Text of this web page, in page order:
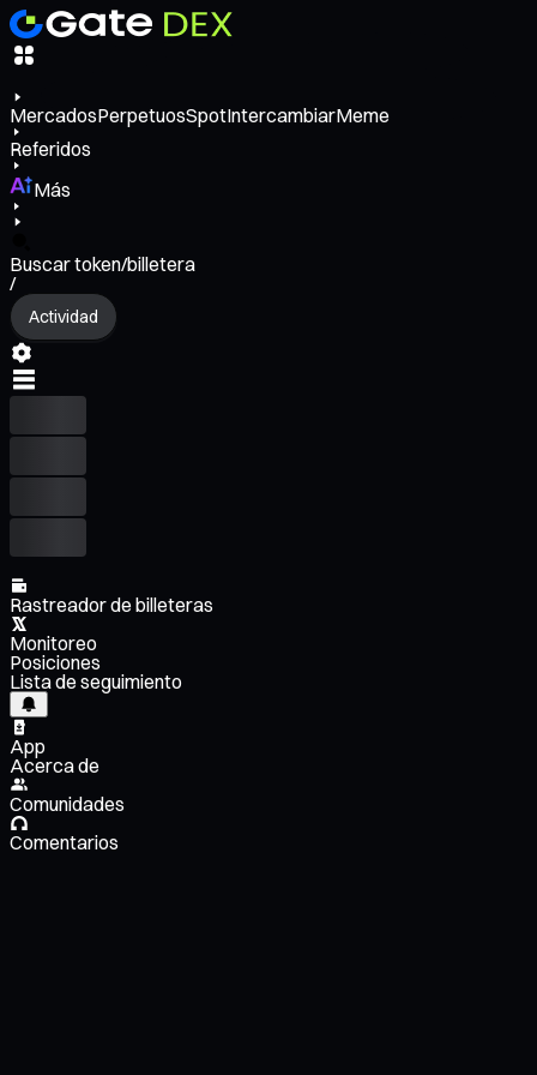
MercadosPerpetuosSpotIntercambiarMeme
Referidos
Más
Buscar token/billetera
/
Actividad
Rastreador de billeteras
Monitoreo
Posiciones
Lista de seguimiento
App
Acerca de
Comunidades
Comentarios